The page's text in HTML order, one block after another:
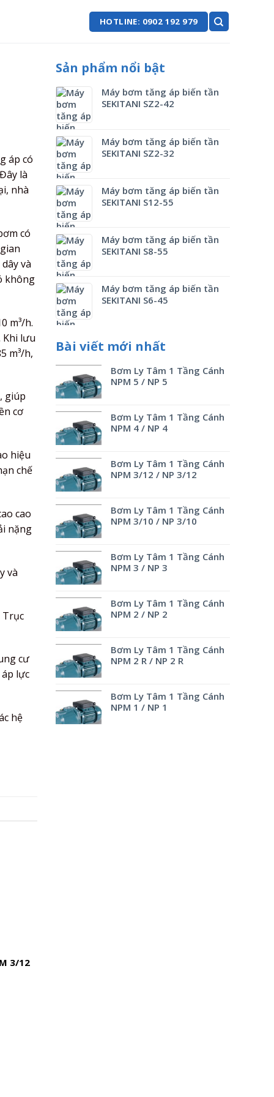
HOTLINE: 0902 192 979
áp có
là
nhà
có
và
không
m³/h.
Khi lưu
m³/h,
giúp
cơ
hiệu
chế
cao
nặng
và
Trục
cư
lực
hệ
3/12
Sản phẩm nổi bật
Máy bơm tăng áp biến tần
SEKITANI SZ2-42
Máy bơm tăng áp biến tần
SEKITANI SZ2-32
Máy bơm tăng áp biến tần
SEKITANI S12-55
Máy bơm tăng áp biến tần
SEKITANI S8-55
Máy bơm tăng áp biến tần
SEKITANI S6-45
Bài viết mới nhất
Bơm Ly Tâm 1 Tầng Cánh
NPM 5 / NP 5
Bơm Ly Tâm 1 Tầng Cánh
NPM 4 / NP 4
Bơm Ly Tâm 1 Tầng Cánh
NPM 3/12 / NP 3/12
Bơm Ly Tâm 1 Tầng Cánh
NPM 3/10 / NP 3/10
Bơm Ly Tâm 1 Tầng Cánh
NPM 3 / NP 3
Bơm Ly Tâm 1 Tầng Cánh
NPM 2 / NP 2
Bơm Ly Tâm 1 Tầng Cánh
NPM 2 R / NP 2 R
Bơm Ly Tâm 1 Tầng Cánh
NPM 1 / NP 1